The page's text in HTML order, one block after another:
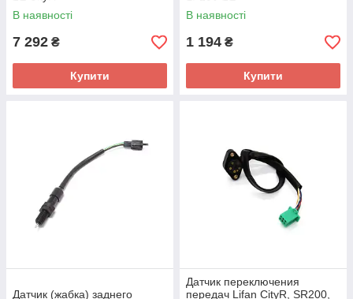
В наявності
7 292 ₴
Купити
В наявності
1 194 ₴
Купити
Датчик (жабка) заднего
Датчик переключения
передач Lifan CityR, SR200,